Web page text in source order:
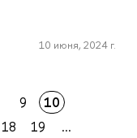
10 июня, 2024 г.
9
10
18 19
...